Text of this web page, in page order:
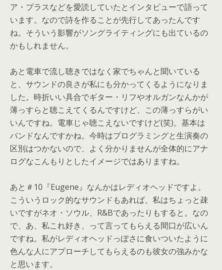
ア・ プラスなどを愛読していたとインタビューで語って
います。 なので詩を作ることが先行してあったんです
ね。 そういう影響がソングライティングにも出ているの
かもしれません。
あと電車で流し聴きではなく家でちゃんと聞いている
と、 サウンドの良さが私にも分かってくるようになりま
した。 時折いい具合でギター・ リフやオルガンなんかが
薄っすらと聴こえてくるんですけど、 この薄っすらがい
いんですね。電車じゃ聴こえないですけど(笑)。基本は
バンドなんですかね。 今時はプログラミングと生演奏の
区別はつかないので、 よく分かりませんが全体的にアナ
ログなこんもりとしたイメージではありますね。
あと＃10『Eugene』なんかはレディオヘッドですよ。
こういうロック的なサウンドもあれば、 私はちょっと疎
いですがネオ・ソウル、R&Bであったりもすると。なの
で、あ、私これ好き、 って言ってもらえる間口が広いん
ですね。 私がレディオヘッドっぽさに食いついたように
色んな人にアプローチしてもらえるのも彼女の強みかな
と思います。